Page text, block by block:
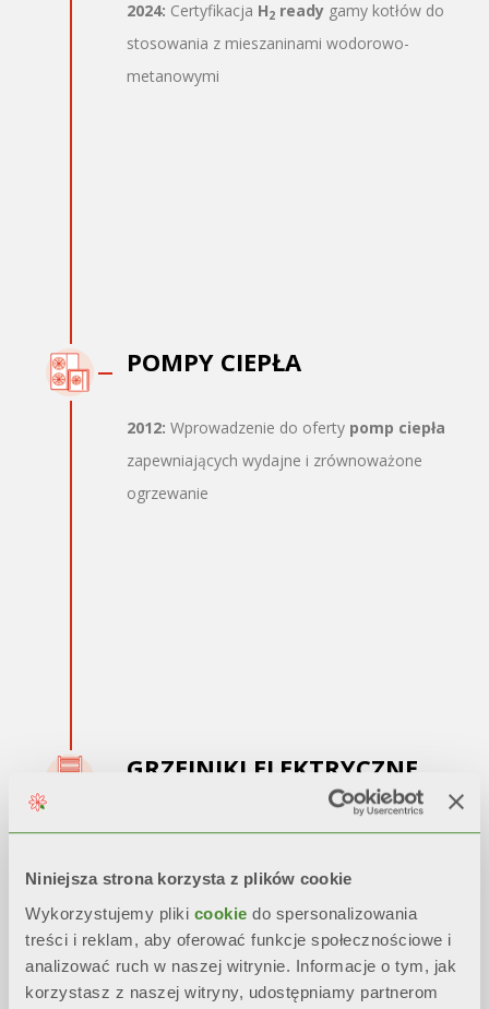
Niniejsza strona korzysta z plików cookie
Wykorzystujemy pliki cookie do spersonalizowania
treści i reklam, aby oferować funkcje społecznościowe i
analizować ruch w naszej witrynie. Informacje o tym, jak
korzystasz z naszej witryny, udostępniamy partnerom
2024: Certyfikacja H2 ready gamy kotłów do
stosowania z mieszaninami wodorowo-
metanowymi
POMPY CIEPŁA
2012: Wprowadzenie do oferty pomp ciepła
zapewniających wydajne i zrównoważone
ogrzewanie
GRZEJNIKI ELEKTRYCZNE
2013 - 2015:Produkcjagrzejników
i innowacyjnego
ciśnieniowo